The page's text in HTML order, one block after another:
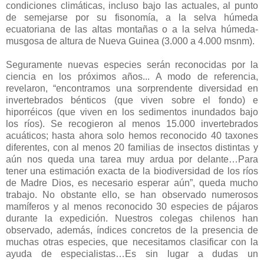
condiciones climáticas, incluso bajo las actuales, al punto
de semejarse por su fisonomía, a la selva húmeda
ecuatoriana de las altas montañas o a la selva húmeda-
musgosa de altura de Nueva Guinea (3.000 a 4.000 msnm).
Seguramente nuevas especies serán reconocidas por la
ciencia en los próximos años... A modo de referencia,
revelaron, “encontramos una sorprendente diversidad en
invertebrados bénticos (que viven sobre el fondo) e
hiporréicos (que viven en los sedimentos inundados bajo
los ríos). Se recogieron al menos 15.000 invertebrados
acuáticos; hasta ahora solo hemos reconocido 40 taxones
diferentes, con al menos 20 familias de insectos distintas y
aún nos queda una tarea muy ardua por delante…Para
tener una estimación exacta de la biodiversidad de los ríos
de Madre Dios, es necesario esperar aún”, queda mucho
trabajo. No obstante ello, se han observado numerosos
mamíferos y al menos reconocido 30 especies de pájaros
durante la expedición. Nuestros colegas chilenos han
observado, además, índices concretos de la presencia de
muchas otras especies, que necesitamos clasificar con la
ayuda de especialistas…Es sin lugar a dudas un